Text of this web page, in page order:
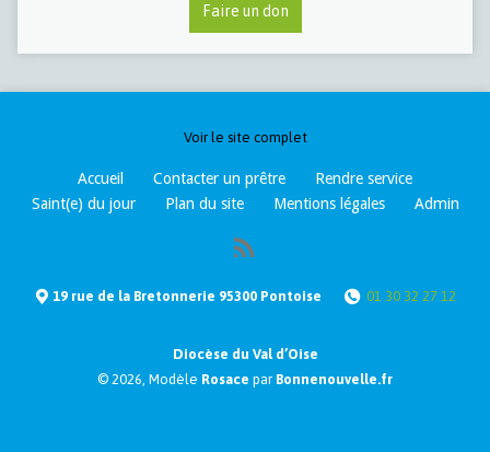
Faire un don
Voir le site complet
Accueil Contacter un prêtre
Rendre service
Saint(e) du jour
Plan du site Mentions légales Admin
19 rue de la Bretonnerie 95300 Pontoise 01 30 32 27 12
Diocèse du Val d’Oise
© 2026, Modèle Rosace par Bonnenouvelle.fr